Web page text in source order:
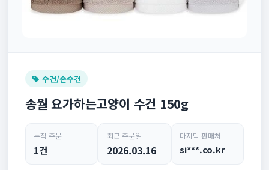
수건/손수건
송월 요가하는고양이 수건 150g
누적 주문
1건
최근 주문일
2026.03.16
마지막 판매처
si***.co.kr